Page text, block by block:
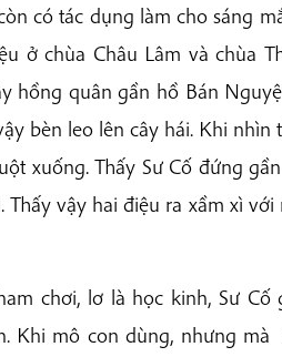
có tác dụng làm cho sáng
ở chùa Châu Lâm và chùa
hồng quân gần hồ Bán
bèn leo lên cây hái. Khi nhìn
xuống. Thấy Sư Cố đứng
vậy hai điệu ra xầm xì với
chơi, lơ là học kinh, Sư
Khi mô con dùng, nhưng